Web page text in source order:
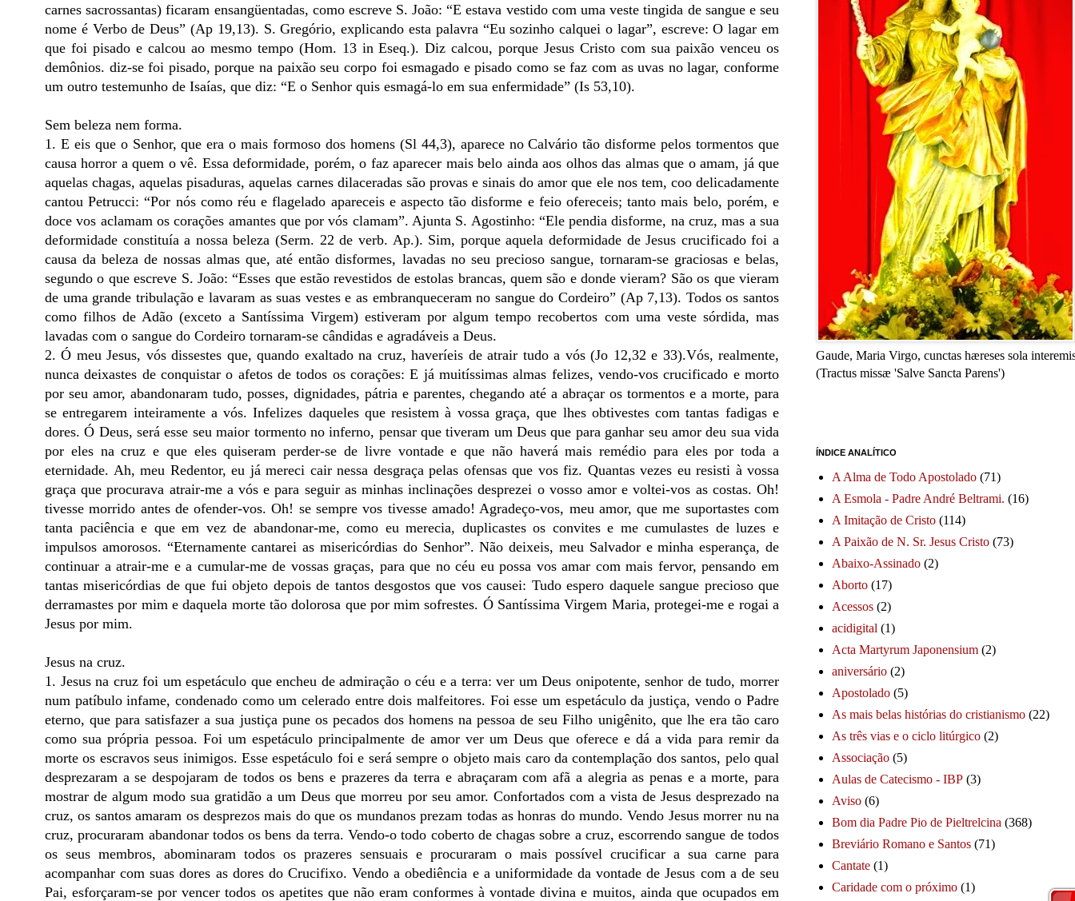
carnes sacrossantas) ficaram ensangüentadas, como escreve S. João: “E estava vestido com uma veste tingida de sangue e seu
nome é Verbo de Deus” (Ap 19,13). S. Gregório, explicando esta palavra “Eu sozinho calquei o lagar”, escreve: O lagar em
que foi pisado e calcou ao mesmo tempo (Hom. 13 in Eseq.). Diz calcou, porque Jesus Cristo com sua paixão venceu os
demônios. diz-se foi pisado, porque na paixão seu corpo foi esmagado e pisado como se faz com as uvas no lagar, conforme
um outro testemunho de Isaías, que diz: “E o Senhor quis esmagá-lo em sua enfermidade” (Is 53,10).
Sem beleza nem forma.
1. E eis que o Senhor, que era o mais formoso dos homens (Sl 44,3), aparece no Calvário tão disforme pelos tormentos que
causa horror a quem o vê. Essa deformidade, porém, o faz aparecer mais belo ainda aos olhos das almas que o amam, já que
aquelas chagas, aquelas pisaduras, aquelas carnes dilaceradas são provas e sinais do amor que ele nos tem, coo delicadamente
cantou Petrucci: “Por nós como réu e flagelado apareceis e aspecto tão disforme e feio ofereceis; tanto mais belo, porém, e
doce vos aclamam os corações amantes que por vós clamam”. Ajunta S. Agostinho: “Ele pendia disforme, na cruz, mas a sua
deformidade constituía a nossa beleza (Serm. 22 de verb. Ap.). Sim, porque aquela deformidade de Jesus crucificado foi a
causa da beleza de nossas almas que, até então disformes, lavadas no seu precioso sangue, tornaram-se graciosas e belas,
segundo o que escreve S. João: “Esses que estão revestidos de estolas brancas, quem são e donde vieram? São os que vieram
de uma grande tribulação e lavaram as suas vestes e as embranqueceram no sangue do Cordeiro” (Ap 7,13). Todos os santos
como filhos de Adão (exceto a Santíssima Virgem) estiveram por algum tempo recobertos com uma veste sórdida, mas
lavadas com o sangue do Cordeiro tornaram-se cândidas e agradáveis a Deus.
2. Ó meu Jesus, vós dissestes que, quando exaltado na cruz, haveríeis de atrair tudo a vós (Jo 12,32 e 33).Vós, realmente,
nunca deixastes de conquistar o afetos de todos os corações: E já muitíssimas almas felizes, vendo-vos crucificado e morto
por seu amor, abandonaram tudo, posses, dignidades, pátria e parentes, chegando até a abraçar os tormentos e a morte, para
se entregarem inteiramente a vós. Infelizes daqueles que resistem à vossa graça, que lhes obtivestes com tantas fadigas e
dores. Ó Deus, será esse seu maior tormento no inferno, pensar que tiveram um Deus que para ganhar seu amor deu sua vida
por eles na cruz e que eles quiseram perder-se de livre vontade e que não haverá mais remédio para eles por toda a
eternidade. Ah, meu Redentor, eu já mereci cair nessa desgraça pelas ofensas que vos fiz. Quantas vezes eu resisti à vossa
graça que procurava atrair-me a vós e para seguir as minhas inclinações desprezei o vosso amor e voltei-vos as costas. Oh!
tivesse morrido antes de ofender-vos. Oh! se sempre vos tivesse amado! Agradeço-vos, meu amor, que me suportastes com
tanta paciência e que em vez de abandonar-me, como eu merecia, duplicastes os convites e me cumulastes de luzes e
impulsos amorosos. “Eternamente cantarei as misericórdias do Senhor”. Não deixeis, meu Salvador e minha esperança, de
continuar a atrair-me e a cumular-me de vossas graças, para que no céu eu possa vos amar com mais fervor, pensando em
tantas misericórdias de que fui objeto depois de tantos desgostos que vos causei: Tudo espero daquele sangue precioso que
derramastes por mim e daquela morte tão dolorosa que por mim sofrestes. Ó Santíssima Virgem Maria, protegei-me e rogai a
Jesus por mim.
Jesus na cruz.
1. Jesus na cruz foi um espetáculo que encheu de admiração o céu e a terra: ver um Deus onipotente, senhor de tudo, morrer
num patíbulo infame, condenado como um celerado entre dois malfeitores. Foi esse um espetáculo da justiça, vendo o Padre
eterno, que para satisfazer a sua justiça pune os pecados dos homens na pessoa de seu Filho unigênito, que lhe era tão caro
como sua própria pessoa. Foi um espetáculo principalmente de amor ver um Deus que oferece e dá a vida para remir da
morte os escravos seus inimigos. Esse espetáculo foi e será sempre o objeto mais caro da contemplação dos santos, pelo qual
desprezaram a se despojaram de todos os bens e prazeres da terra e abraçaram com afã a alegria as penas e a morte, para
mostrar de algum modo sua gratidão a um Deus que morreu por seu amor. Confortados com a vista de Jesus desprezado na
cruz, os santos amaram os desprezos mais do que os mundanos prezam todas as honras do mundo. Vendo Jesus morrer nu na
cruz, procuraram abandonar todos os bens da terra. Vendo-o todo coberto de chagas sobre a cruz, escorrendo sangue de todos
os seus membros, abominaram todos os prazeres sensuais e procuraram o mais possível crucificar a sua carne para
acompanhar com suas dores as dores do Crucifixo. Vendo a obediência e a uniformidade da vontade de Jesus com a de seu
Pai, esforçaram-se por vencer todos os apetites que não eram conformes à vontade divina e muitos, ainda que ocupados em
Gaude, Maria Virgo, cunctas hæreses sola
(Tractus missæ 'Salve Sancta Parens')
ÍNDICE ANALÍTICO
A Alma de Todo Apostolado (71)
A Esmola - Padre André Beltrami. (16)
A Imitação de Cristo (114)
A Paixão de N. Sr. Jesus Cristo (73)
Abaixo-Assinado (2)
Aborto (17)
Acessos (2)
acidigital (1)
Acta Martyrum Japonensium (2)
aniversário (2)
Apostolado (5)
As mais belas histórias do cristianismo (22)
As três vias e o ciclo litúrgico (2)
Associação (5)
Aulas de Catecismo - IBP (3)
Aviso (6)
Bom dia Padre Pio de Pieltrelcina (368)
Breviário Romano e Santos (71)
Cantate (1)
Caridade com o próximo (1)